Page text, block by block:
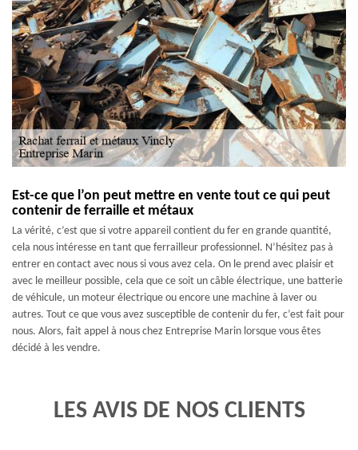
Est-ce que l’on peut mettre en vente tout ce qui peut
contenir de ferraille et métaux
La vérité, c’est que si votre appareil contient du fer en grande quantité,
cela nous intéresse en tant que ferrailleur professionnel. N’hésitez pas à
entrer en contact avec nous si vous avez cela. On le prend avec plaisir et
avec le meilleur possible, cela que ce soit un câble électrique, une batterie
de véhicule, un moteur électrique ou encore une machine à laver ou
autres. Tout ce que vous avez susceptible de contenir du fer, c’est fait pour
nous. Alors, fait appel à nous chez Entreprise Marin lorsque vous êtes
décidé à les vendre.
LES AVIS DE NOS CLIENTS